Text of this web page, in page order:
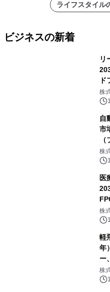
ライフスタイル
ビジネスの新着
リ
レ
株
自
市
ス
表
株
医
株
軽
年
ー
株